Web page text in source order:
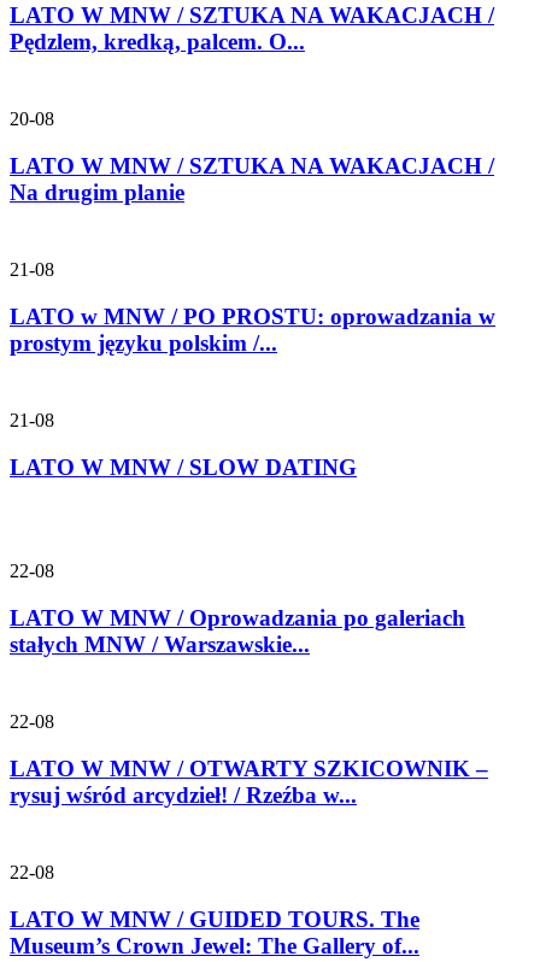
LATO W MNW / SZTUKA NA WAKACJACH /
Pędzlem, kredką, palcem. O...
20-08
LATO W MNW / SZTUKA NA WAKACJACH /
Na drugim planie
21-08
LATO w MNW / PO PROSTU: oprowadzania w
prostym języku polskim /...
21-08
LATO W MNW / SLOW DATING
22-08
LATO W MNW / Oprowadzania po galeriach
stałych MNW / Warszawskie...
22-08
LATO W MNW / OTWARTY SZKICOWNIK –
rysuj wśród arcydzieł! / Rzeźba w...
22-08
LATO W MNW / GUIDED TOURS. The
Museum’s Crown Jewel: The Gallery of...